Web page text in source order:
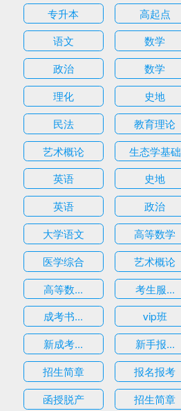
专升本
高起点
语文
数学
政治
数学
理化
史地
民法
教育理论
艺术概论
生态学基础
英语
史地
英语
政治
大学语文
高等数学
医学综合
艺术概论
高等数...
考生服...
成考书...
vip班
新成考...
新手报...
招生简章
报名报考
函授脱产
招生简章